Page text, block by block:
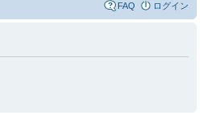
FAQ ログイン